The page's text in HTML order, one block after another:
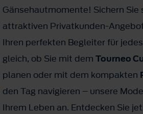
Gänsehautmomente! Sichern Sie
attraktiven Privatkunden-
Ihren perfekten Begleiter für
gleich, ob Sie mit dem Tourneo
planen oder mit dem kompakten
den Tag navigieren – unsere
Ihrem Leben an. Entdecken Sie